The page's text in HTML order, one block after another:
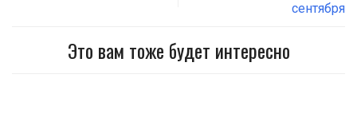
сентября
Это вам тоже будет интересно